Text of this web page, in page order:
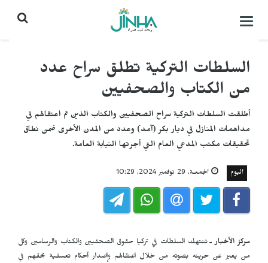
التحكم
السلطات التركية تطلق سراح عدد
من الكتاب والصحفيين
أطلقت السلطات التركية سراح الصحفيين والكتاب الذين تم اعتقالهم في
مداهمات المنازل في ديار بكر (آمد) وعدد من المدن الأخرى ضمن نطاق
تحقيقات مكتب المدعي العام التي أجرتها النيابة العامة.
اليوم الجمعـة, 29 نوفمبر 2024, 10:29
مركز الأخبار ـتنتهك السلطات في تركيا حقوق الصحفيين والكتاب والرسامين وكل
من يعبر عن حريته بصوته من خلال اعتقالهم وإصدار أحكام تعسفية بحقهم في